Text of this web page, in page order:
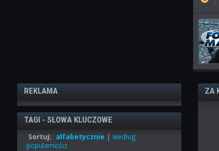
REKLAMA
TAGI - SŁOWA KLUCZOWE
Sortuj: alfabetycznie |według
popularności
ZA